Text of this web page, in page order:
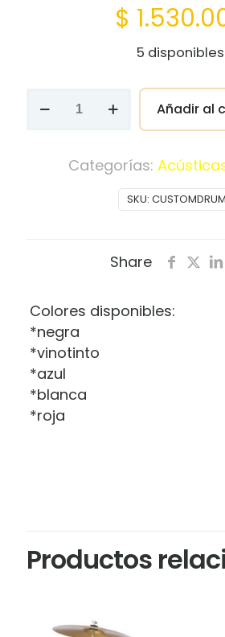
$
5 disponibles
custom
piezas
Añadir al
SKU:
Categorías:
Share
Colores disponibles:
*negra
*vinotinto
*azul
*blanca
*roja
Productos